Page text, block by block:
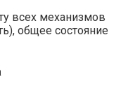
всех механизмов
общее состояние